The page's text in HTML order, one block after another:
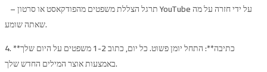
– תרגל הצללת משפטים מהפודקאסט או סרטון YouTube על ידי חזרה על מה
שאתה שומע.
4. **כתיבה**: התחל יומן פשוט. כל יום, כתוב 1-2 משפטים על היום שלך
באמצעות אוצר המילים החדש שלך.